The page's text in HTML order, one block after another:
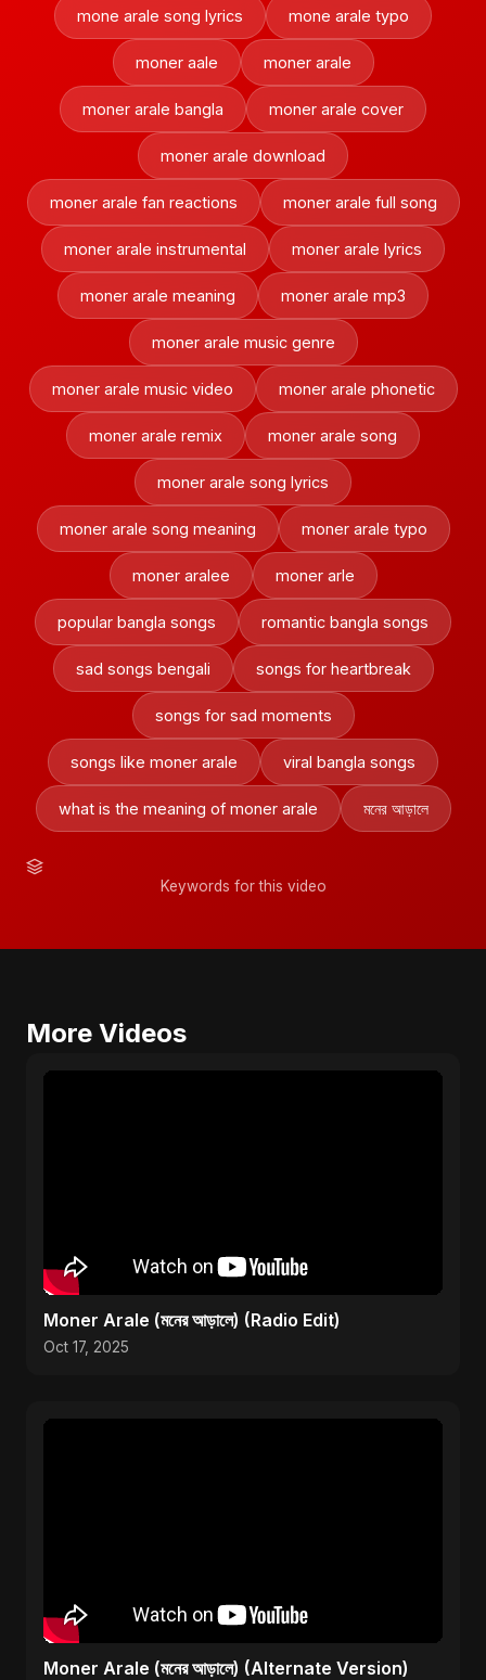
mone arale song lyrics mone arale typo
moner aale moner arale
moner arale bangla moner arale cover
moner arale download
moner arale fan reactions moner arale full song
moner arale instrumental moner arale lyrics
moner arale meaning moner arale mp3
moner arale music genre
moner arale music video moner arale phonetic
moner arale remix moner arale song
moner arale song lyrics
moner arale song meaning moner arale typo
moner aralee moner arle
popular bangla songs romantic bangla songs
sad songs bengali songs for heartbreak
songs for sad moments
songs like moner arale viral bangla songs
what is the meaning of moner arale মনের আড়ালে
Keywords for this video
More Videos
Moner Arale (মনের আড়ালে) (Radio Edit)
Oct 17, 2025
Moner Arale (মনের আড়ালে) (Alternate Version)